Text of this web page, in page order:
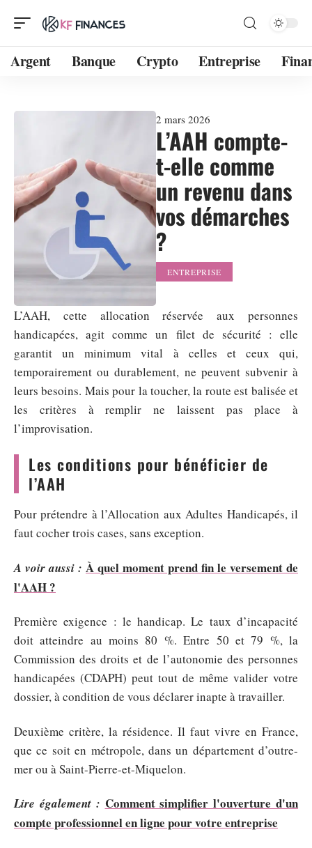
Argent Banque Crypto Entreprise
2 mars 2026
L’AAH compte-
t-elle comme
un revenu dans
vos démarches
?
ENTREPRISE
L’AAH, cette allocation réservée aux personnes
handicapées, agit comme un filet de sécurité : elle
garantit un minimum vital à celles et ceux qui,
temporairement ou durablement, ne peuvent subvenir à
leurs besoins. Mais pour la toucher, la route est balisée et
les critères à remplir ne laissent pas place à
l’improvisation.
Les conditions pour bénéficier de
l’AAH
Pour prétendre à l’Allocation aux Adultes Handicapés, il
faut cocher trois cases, sans exception.
A voir aussi : À quel moment prend fin le versement de
l'AAH ?
Première exigence : le handicap. Le taux d’incapacité
doit atteindre au moins 80 %. Entre 50 et 79 %, la
Commission des droits et de l’autonomie des personnes
handicapées (CDAPH) peut tout de même valider votre
dossier, à condition de vous déclarer inapte à travailler.
Deuxième critère, la résidence. Il faut vivre en France,
que ce soit en métropole, dans un département d’outre-
mer ou à Saint-Pierre-et-Miquelon.
Lire également : Comment simplifier l'ouverture d'un
compte professionnel en ligne pour votre entreprise